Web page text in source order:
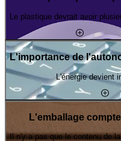
Le plastique devrait avoir
L'importance de
L'énergie devient
L'emballage compte
Il n'y a pas que le contenu de